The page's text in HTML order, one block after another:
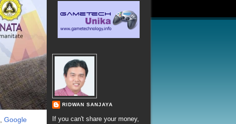
Google
RIDWAN SANJAYA
If you can't share your money,